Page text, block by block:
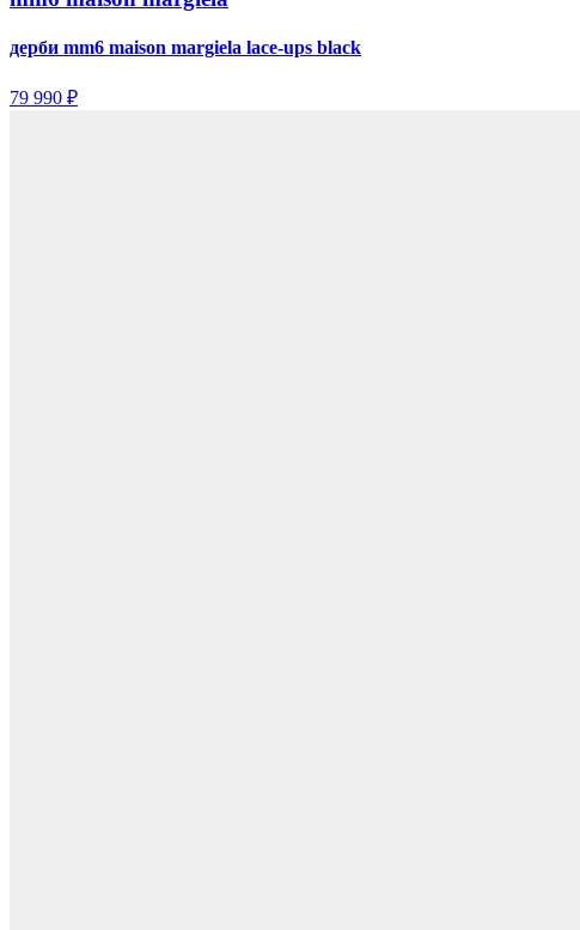
дерби mm6 maison margiela lace-ups black
79 990 ₽